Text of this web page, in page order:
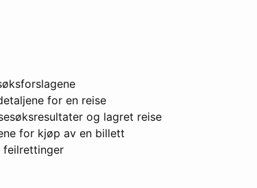
for en reise
og lagret reise
for kjøp av en billett
feilrettinger